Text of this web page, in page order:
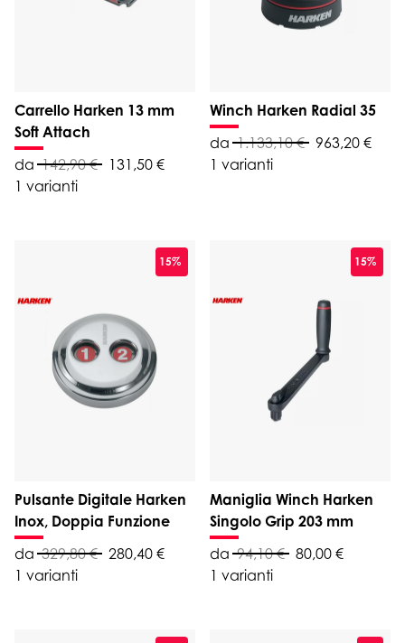
Carrello Harken 13 mm
Soft Attach
da 142,90 €
131,50 €
1 varianti
Winch Harken Radial 35
da 1.133,10 € 963,20 €
1 varianti
15%
Pulsante Digitale Harken
Inox, Doppia Funzione
da 329,80 € 280,40 €
1 varianti
15%
Maniglia Winch Harken
Singolo Grip 203 mm
da 94,10 € 80,00 €
1 varianti